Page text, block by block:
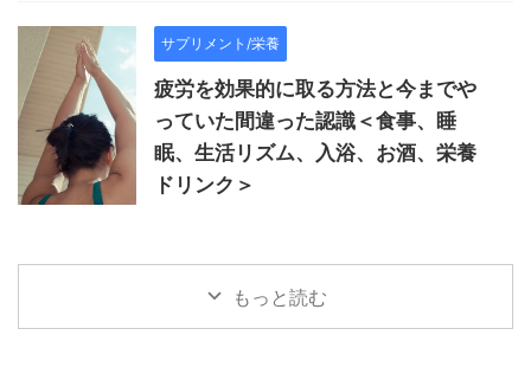
サプリメント/栄養
疲労を効果的に取る方法と今までや
っていた間違った認識＜食事、睡
眠、生活リズム、入浴、お酒、栄養
ドリンク＞
もっと読む